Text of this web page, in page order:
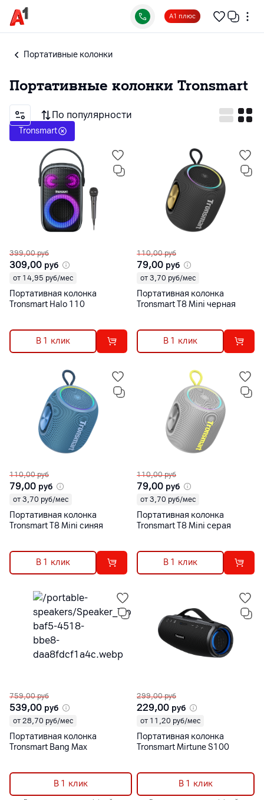
А1 плюс
Портативные колонки
Портативные колонки Tronsmart
По популярности
Tronsmart
399,00 руб
309,00 руб
от 14,95 руб/мес
Портативная колонка
Tronsmart Halo 110
В 1 клик
110,00 руб
79,00 руб
от 3,70 руб/мес
Портативная колонка
Tronsmart T8 Mini черная
В 1 клик
110,00 руб
79,00 руб
от 3,70 руб/мес
Портативная колонка
Tronsmart T8 Mini синяя
В 1 клик
110,00 руб
79,00 руб
от 3,70 руб/мес
Портативная колонка
Tronsmart T8 Mini серая
В 1 клик
759,00 руб
539,00 руб
от 28,70 руб/мес
Портативная колонка
Tronsmart Bang Max
В 1 клик
299,00 руб
229,00 руб
от 11,20 руб/мес
Портативная колонка
Tronsmart Mirtune S100
В 1 клик